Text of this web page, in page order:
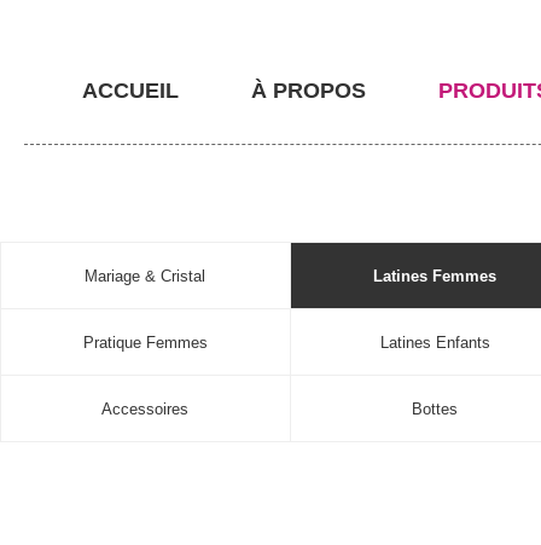
ACCUEIL À PROPOS
Mariage & Cristal Latines Femmes
Pratique Femmes Latines Enfants
Accessoires Bottes